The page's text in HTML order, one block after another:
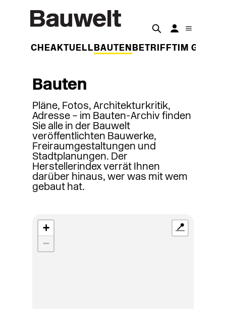
WOCHEAKTUELL BAUTEN BETRIFFT IM
Bauten
Pläne, Fotos, Architekturkritik,
Adresse – im Bauten-Archiv finden
Sie alle in der Bauwelt
veröffentlichten Bauwerke,
Freiraumgestaltungen und
Stadtplanungen. Der
Herstellerindex verrät Ihnen
darüber hinaus, wer was mit wem
gebaut hat.
+
−
📍